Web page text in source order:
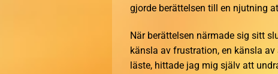
gjorde berättelsen till en njutning
När berättelsen närmade sig sitt
känsla av frustration, en känsla
läste, hittade jag mig själv att